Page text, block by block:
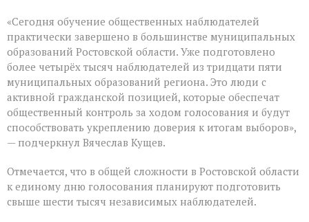
«Сегодня обучение общественных наблюдателей
практически завершено в большинстве муниципальных
образований Ростовской области. Уже подготовлено
более четырёх тысяч наблюдателей из тридцати пяти
муниципальных образований региона. Это люди с
активной гражданской позицией, которые обеспечат
общественный контроль за ходом голосования и будут
способствовать укреплению доверия к итогам выборов»,
— подчеркнул Вячеслав Кущев.
Отмечается, что в общей сложности в Ростовской области
к единому дню голосования планируют подготовить
свыше шести тысяч независимых наблюдателей.